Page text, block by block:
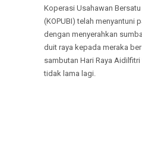
Koperasi Usahawan
(KOPUBI) telah menyantuni
dengan menyerahkan
duit raya kepada meraka
sambutan Hari Raya
tidak lama lagi.